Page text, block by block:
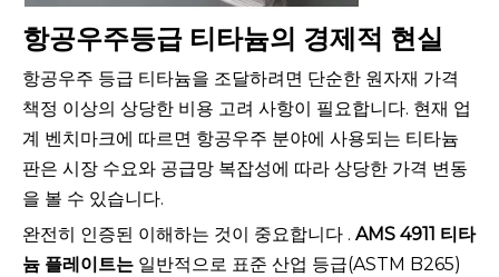
항공우주등급 티타늄의 경제적 현실
항공우주 등급 티타늄을 조달하려면 단순한 원자재 가격
책정 이상의 상당한 비용 고려 사항이 필요합니다. 현재 업
계 벤치마크에 따르면 항공우주 분야에 사용되는 티타늄
판은 시장 수요와 공급망 복잡성에 따라 상당한 가격 변동
을 볼 수 있습니다.
완전히 인증된 이해하는 것이 중요합니다 . AMS 4911 티타
늄 플레이트는 일반적으로 표준 산업 등급(ASTM B265)